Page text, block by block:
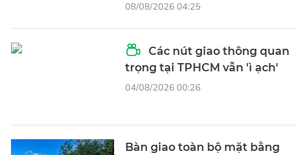
08/08/2026 04:25
Các nút giao thông quan
trọng tại TPHCM vẫn 'ì ạch'
04/08/2026 00:26
Bàn giao toàn bộ mặt bằng